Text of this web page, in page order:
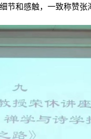
节和感触，一致称赞张